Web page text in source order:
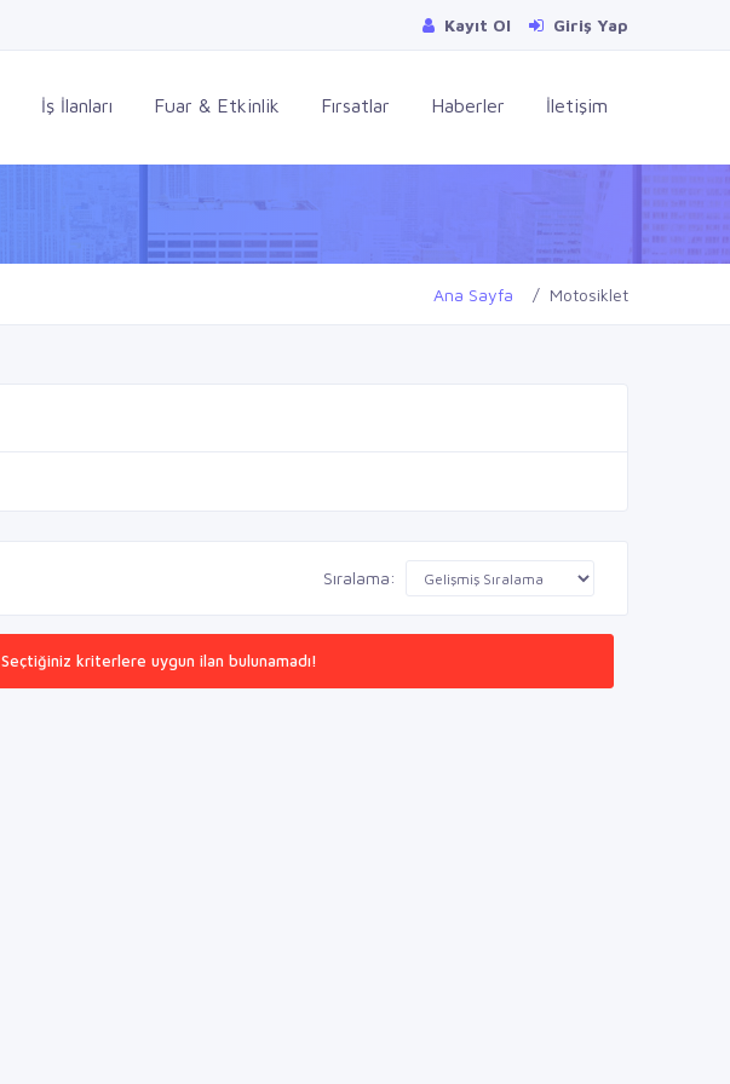
Kayıt Ol Giriş Yap
İş İlanları Fuar & Etkinlik Fırsatlar Haberler İletişim
Ana Sayfa Motosiklet
Sıralama:
Seçtiğiniz kriterlere uygun ilan bulunamadı!